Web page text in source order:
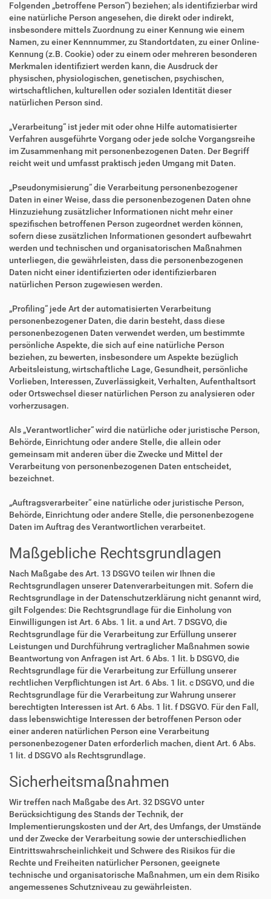
Folgenden „betroffene Person“) beziehen; als identifizierbar wird
eine natürliche Person angesehen, die direkt oder indirekt,
insbesondere mittels Zuordnung zu einer Kennung wie einem
Namen, zu einer Kennnummer, zu Standortdaten, zu einer Online-
Kennung (z.B. Cookie) oder zu einem oder mehreren besonderen
Merkmalen identifiziert werden kann, die Ausdruck der
physischen, physiologischen, genetischen, psychischen,
wirtschaftlichen, kulturellen oder sozialen Identität dieser
natürlichen Person sind.
„Verarbeitung“ ist jeder mit oder ohne Hilfe automatisierter
Verfahren ausgeführte Vorgang oder jede solche Vorgangsreihe
im Zusammenhang mit personenbezogenen Daten. Der Begriff
reicht weit und umfasst praktisch jeden Umgang mit Daten.
„Pseudonymisierung“ die Verarbeitung personenbezogener
Daten in einer Weise, dass die personenbezogenen Daten ohne
Hinzuziehung zusätzlicher Informationen nicht mehr einer
spezifischen betroffenen Person zugeordnet werden können,
sofern diese zusätzlichen Informationen gesondert aufbewahrt
werden und technischen und organisatorischen Maßnahmen
unterliegen, die gewährleisten, dass die personenbezogenen
Daten nicht einer identifizierten oder identifizierbaren
natürlichen Person zugewiesen werden.
„Profiling“ jede Art der automatisierten Verarbeitung
personenbezogener Daten, die darin besteht, dass diese
personenbezogenen Daten verwendet werden, um bestimmte
persönliche Aspekte, die sich auf eine natürliche Person
beziehen, zu bewerten, insbesondere um Aspekte bezüglich
Arbeitsleistung, wirtschaftliche Lage, Gesundheit, persönliche
Vorlieben, Interessen, Zuverlässigkeit, Verhalten, Aufenthaltsort
oder Ortswechsel dieser natürlichen Person zu analysieren oder
vorherzusagen.
Als „Verantwortlicher“ wird die natürliche oder juristische Person,
Behörde, Einrichtung oder andere Stelle, die allein oder
gemeinsam mit anderen über die Zwecke und Mittel der
Verarbeitung von personenbezogenen Daten entscheidet,
bezeichnet.
„Auftragsverarbeiter“ eine natürliche oder juristische Person,
Behörde, Einrichtung oder andere Stelle, die personenbezogene
Daten im Auftrag des Verantwortlichen verarbeitet.
Maßgebliche Rechtsgrundlagen
Nach Maßgabe des Art. 13 DSGVO teilen wir Ihnen die
Rechtsgrundlagen unserer Datenverarbeitungen mit. Sofern die
Rechtsgrundlage in der Datenschutzerklärung nicht genannt wird,
gilt Folgendes: Die Rechtsgrundlage für die Einholung von
Einwilligungen ist Art. 6 Abs. 1 lit. a und Art. 7 DSGVO, die
Rechtsgrundlage für die Verarbeitung zur Erfüllung unserer
Leistungen und Durchführung vertraglicher Maßnahmen sowie
Beantwortung von Anfragen ist Art. 6 Abs. 1 lit. b DSGVO, die
Rechtsgrundlage für die Verarbeitung zur Erfüllung unserer
rechtlichen Verpflichtungen ist Art. 6 Abs. 1 lit. c DSGVO, und die
Rechtsgrundlage für die Verarbeitung zur Wahrung unserer
berechtigten Interessen ist Art. 6 Abs. 1 lit. f DSGVO. Für den Fall,
dass lebenswichtige Interessen der betroffenen Person oder
einer anderen natürlichen Person eine Verarbeitung
personenbezogener Daten erforderlich machen, dient Art. 6 Abs.
1 lit. d DSGVO als Rechtsgrundlage.
Sicherheitsmaßnahmen
Wir treffen nach Maßgabe des Art. 32 DSGVO unter
Berücksichtigung des Stands der Technik, der
Implementierungskosten und der Art, des Umfangs, der Umstände
und der Zwecke der Verarbeitung sowie der unterschiedlichen
Eintrittswahrscheinlichkeit und Schwere des Risikos für die
Rechte und Freiheiten natürlicher Personen, geeignete
technische und organisatorische Maßnahmen, um ein dem Risiko
angemessenes Schutzniveau zu gewährleisten.